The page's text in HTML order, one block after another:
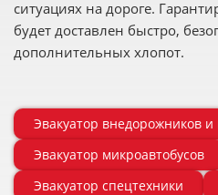
ситуациях на дороге.
будет доставлен быстро,
дополнительных хлопот.
Эвакуатор внедорожников
Эвакуатор микроавтобусов
Эвакуатор спецтехники